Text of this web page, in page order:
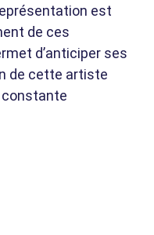
est
de ces
d’anticiper ses
de cette artiste
constante